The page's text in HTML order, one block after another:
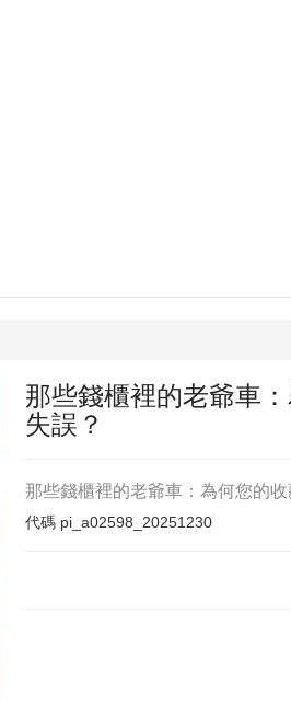
那些錢櫃裡的老爺車
失誤？
那些錢櫃裡的老爺車：為何您的
代碼 pi_a02598_20251230